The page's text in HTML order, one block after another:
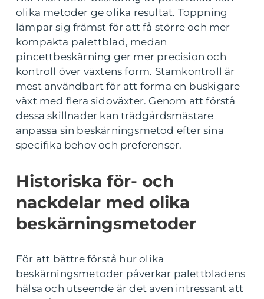
olika metoder ge olika resultat. Toppning
lämpar sig främst för att få större och mer
kompakta palettblad, medan
pincettbeskärning ger mer precision och
kontroll över växtens form. Stamkontroll är
mest användbart för att forma en buskigare
växt med flera sidoväxter. Genom att förstå
dessa skillnader kan trädgårdsmästare
anpassa sin beskärningsmetod efter sina
specifika behov och preferenser.
Historiska för- och
nackdelar med olika
beskärningsmetoder
För att bättre förstå hur olika
beskärningsmetoder påverkar palettbladens
hälsa och utseende är det även intressant att